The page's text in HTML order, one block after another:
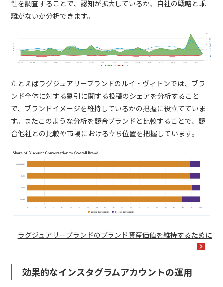
性を調査することで、認知が拡大しているか、自社の戦略と乖
離がないか分析できます。
たとえばラグジュアリーブランドのルイ・ヴィトンでは、ブラ
ンド全体に対する割引に関する投稿のシェアを分析すること
で、ブランドイメージを維持しているかの把握に役立てていま
す。またこのような分析を競合ブランドと比較することで、競
合他社との比較や市場における立ち位置を把握しています。
ラグジュアリーブランドのブランド資産価値を維持するために
効果的なインスタグラムアカウントの運用